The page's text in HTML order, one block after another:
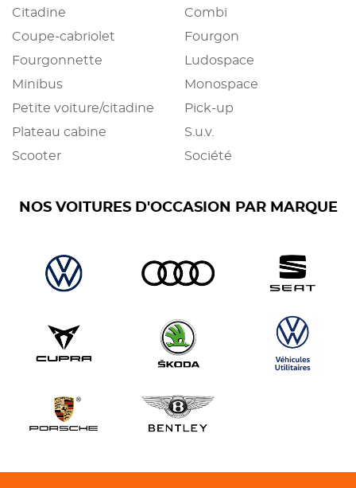
Citadine
Combi
Coupe-cabriolet
Fourgon
Fourgonnette
Ludospace
Minibus
Monospace
Petite voiture/citadine
Pick-up
Plateau cabine
S.u.v.
Scooter
Société
NOS VOITURES D'OCCASION PAR MARQUE